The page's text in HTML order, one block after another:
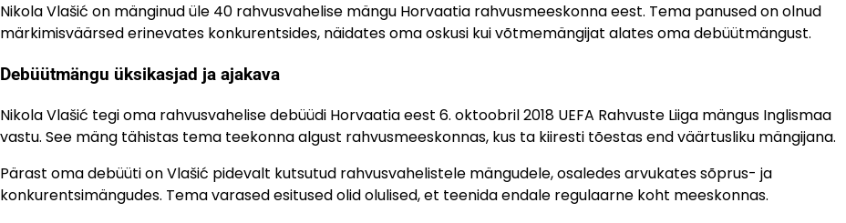
Nikola Vlašić on mänginud üle 40 rahvusvahelise mängu Horvaatia rahvusmeeskonna eest. Tema panused on olnud
märkimisväärsed erinevates konkurentsides, näidates oma oskusi kui võtmemängijat alates oma debüütmängust.
Debüütmängu üksikasjad ja ajakava
Nikola Vlašić tegi oma rahvusvahelise debüüdi Horvaatia eest 6. oktoobril 2018 UEFA Rahvuste Liiga mängus Inglismaa
vastu. See mäng tähistas tema teekonna algust rahvusmeeskonnas, kus ta kiiresti tõestas end väärtusliku mängijana.
Pärast oma debüüti on Vlašić pidevalt kutsutud rahvusvahelistele mängudele, osaledes arvukates sõprus- ja
konkurentsimängudes. Tema varased esitused olid olulised, et teenida endale regulaarne koht meeskonnas.